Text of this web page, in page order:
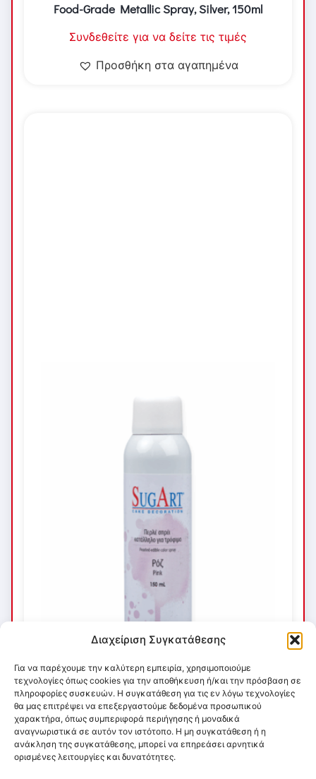
Διαχείριση Συγκατάθεσης
Για να παρέχουμε την καλύτερη εμπειρία, χρησιμοποιούμε
τεχνολογίες όπως cookies για την αποθήκευση ή/και την πρόσβαση σε
πληροφορίες συσκευών. Η συγκατάθεση για τις εν λόγω τεχνολογίες
θα μας επιτρέψει να επεξεργαστούμε δεδομένα προσωπικού
χαρακτήρα, όπως συμπεριφορά περιήγησης ή μοναδικά
αναγνωριστικά σε αυτόν τον ιστότοπο. Η μη συγκατάθεση ή η
ανάκληση της συγκατάθεσης, μπορεί να επηρεάσει αρνητικά
ορισμένες λειτουργίες και δυνατότητες.
Food-Grade Metallic Spray, Silver, 150ml
Συνδεθείτε για να δείτε τις τιμές
Προσθήκη στα αγαπημένα